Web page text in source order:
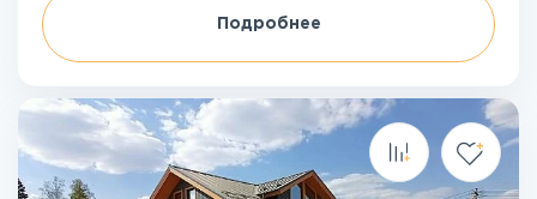
Подробнее